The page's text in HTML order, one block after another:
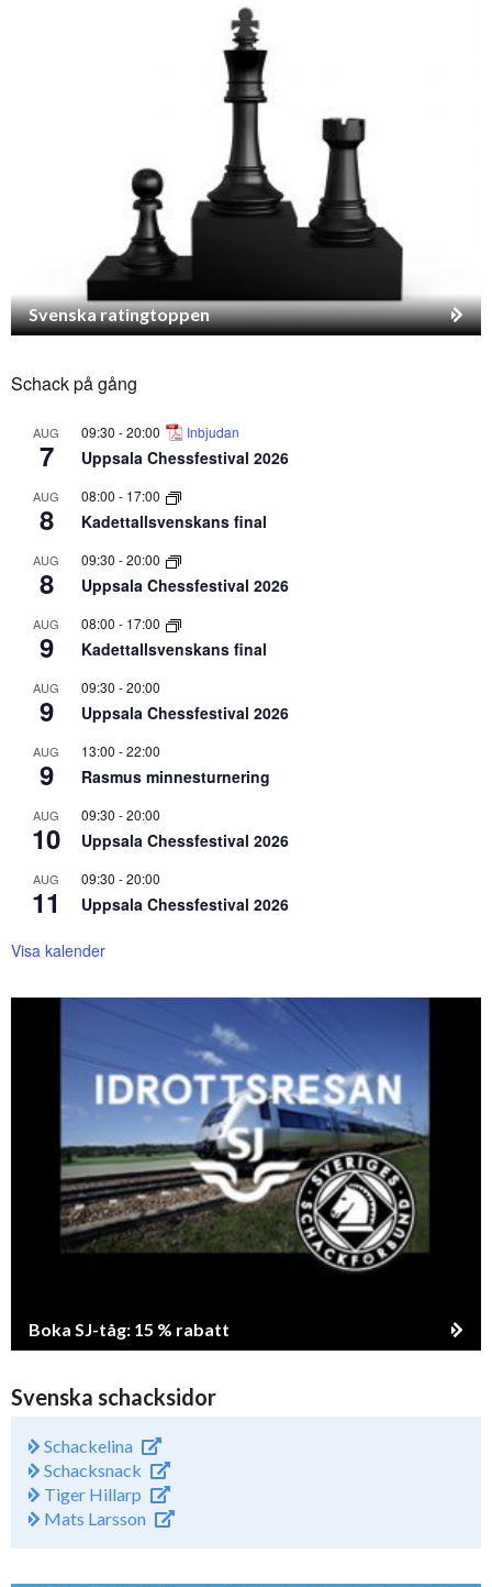
Svenska ratingtoppen
Schack på gång
AUG
7
09:30 -20:00 Inbjudan
Uppsala Chessfestival 2026
AUG
8
08:00 - 17:00
Kadettallsvenskans final
AUG
8
09:30 -20:00
Uppsala Chessfestival 2026
AUG
9
08:00 - 17:00
Kadettallsvenskans final
AUG
9
09:30 -20:00
Uppsala Chessfestival 2026
AUG
9
13:00 -22:00
Rasmus minnesturnering
AUG
10
09:30 -20:00
Uppsala Chessfestival 2026
AUG
11
09:30 -20:00
Uppsala Chessfestival 2026
Visa kalender
Boka SJ-tåg: 15 % rabatt
Svenska schacksidor
Schackelina
Schacksnack
Tiger Hillarp
Mats Larsson